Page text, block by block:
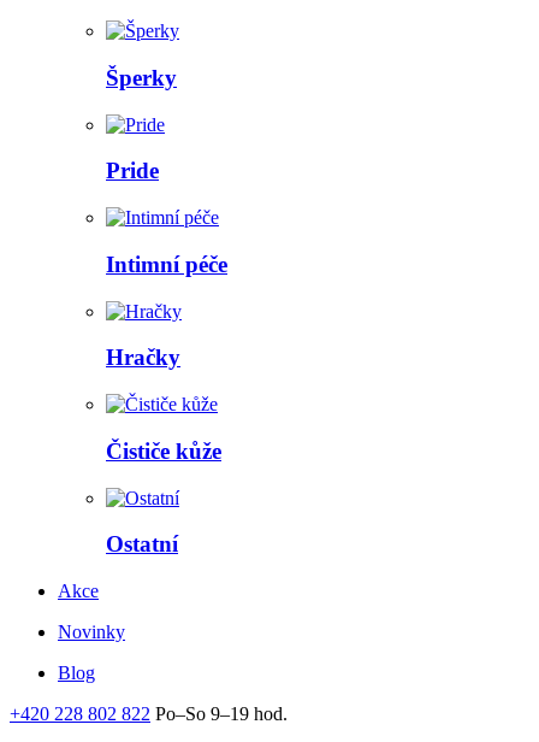
Šperky
Pride
Intimní péče
Hračky
Čističe kůže
Ostatní
Akce
Novinky
Blog
+420 228 802 822 Po–So 9–19 hod.